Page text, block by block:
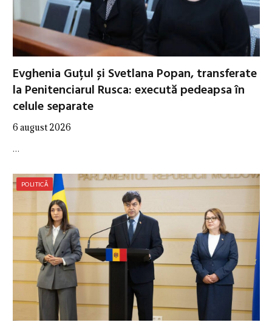
Evghenia Guțul și Svetlana Popan, transferate
la Penitenciarul Rusca: execută pedeapsa în
celule separate
6 august 2026
…
POLITICĂ